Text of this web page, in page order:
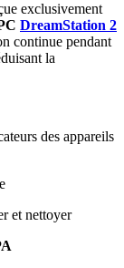
exclusivement
DreamStation 2
continue pendant
la
des appareils
et nettoyer